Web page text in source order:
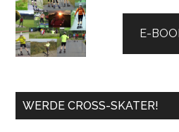
E-
WERDE CROSS-SKATER!